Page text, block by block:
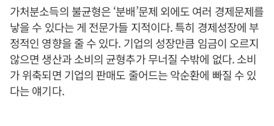
가처분소득의 불균형은 ‘분배’문제 외에도 여러 경제문제를
낳을 수 있다는 게 전문가들 지적이다. 특히 경제성장에 부
정적인 영향을 줄 수 있다. 기업의 성장만큼 임금이 오르지
않으면 생산과 소비의 균형추가 무너질 수밖에 없다. 소비
가 위축되면 기업의 판매도 줄어드는 악순환에 빠질 수 있
다는 얘기다.